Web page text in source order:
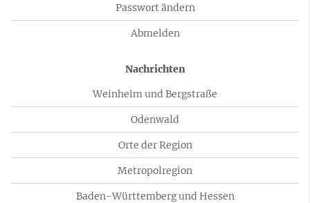
Passwort ändern
Abmelden
Nachrichten
Weinheim und Bergstraße
Odenwald
Orte der Region
Metropolregion
Baden-Württemberg und Hessen